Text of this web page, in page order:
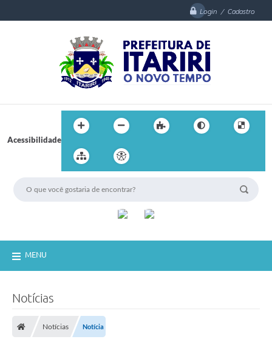
Login / Cadastro
Acessibilidade
MENU
Notícias
Notícias Notícia